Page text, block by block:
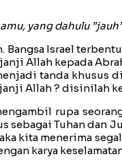
yang dahulu
Bangsa Israel
janji Allah kepada
tanda khusus
Allah ? disinilah
rupa
sebagai Tuhan dan
kita menerima
karya